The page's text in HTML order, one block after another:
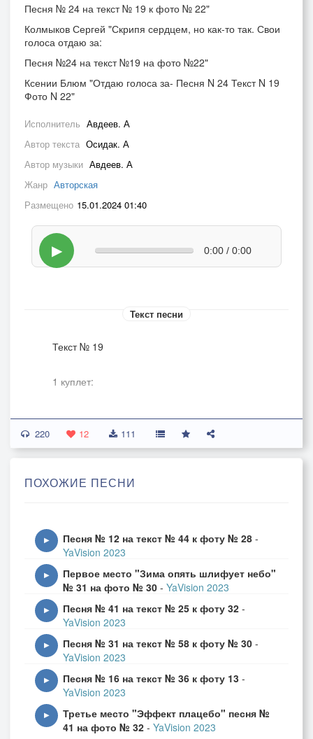
Песня № 24 на текст № 19 к фото № 22"
Колмыков Сергей "Скрипя сердцем, но как-то так. Свои
голоса отдаю за:
Песня №24 на текст №19 на фото №22"
Ксении Блюм "Отдаю голоса за- Песня N 24 Текст N 19
Фото N 22"
Исполнитель Авдеев. А
Автор текста Осидак. А
Автор музыки Авдеев. А
Жанр Авторская
Размещено 15.01.2024 01:40
▶ 0:00 / 0:00
Текст песни
Текст № 19
1 куплет:
На благодушном душевном вираже
Оставил печку Емеля в гараже.
Возник у парня к природе интерес:
2 куплет:
И снег искрился, не тронутый с утра,
Как лист тетрадный не ведавший пера,
Но смело трассу Емеля нарезал,
Он шёл прямо в сказку как в зрительный зал!
Припев
220 12 111
ПОХОЖИЕ ПЕСНИ
▶ Песня № 12 на текст № 44 к фоту № 28 -
YaVision 2023
▶
Первое место "Зима опять шлифует небо"
№ 31 на фото № 30 - YaVision 2023
▶ Песня № 41 на текст № 25 к фоту 32 -
YaVision 2023
▶ Песня № 31 на текст № 58 к фоту № 30 -
YaVision 2023
▶ Песня № 16 на текст № 36 к фоту 13 -
YaVision 2023
▶
Третье место "Эффект плацебо" песня №
41 на фото № 32 - YaVision 2023